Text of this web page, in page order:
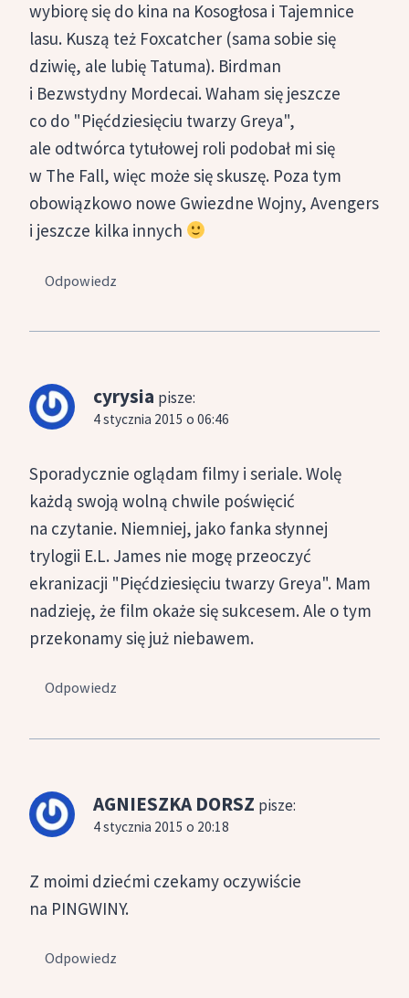
wybiorę się do kina na Kosogłosa i Tajemnice
lasu. Kuszą też Foxcatcher (sama sobie się
dziwię, ale lubię Tatuma). Birdman
i Bezwstydny Mordecai. Waham się jeszcze
co do "Pięćdziesięciu twarzy Greya",
ale odtwórca tytułowej roli podobał mi się
w The Fall, więc może się skuszę. Poza tym
obowiązkowo nowe Gwiezdne Wojny, Avengers
i jeszcze kilka innych
Odpowiedz
cyrysia pisze:
4 stycznia 2015 o 06:46
Sporadycznie oglądam filmy i seriale. Wolę
każdą swoją wolną chwile poświęcić
na czytanie. Niemniej, jako fanka słynnej
trylogii E.L. James nie mogę przeoczyć
ekranizacji "Pięćdziesięciu twarzy Greya". Mam
nadzieję, że film okaże się sukcesem. Ale o tym
przekonamy się już niebawem.
Odpowiedz
AGNIESZKA DORSZ pisze:
4 stycznia 2015 o 20:18
Z moimi dziećmi czekamy oczywiście
na PINGWINY.
Odpowiedz